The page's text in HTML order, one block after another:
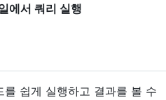
에서 쿼리 실행
쉽게 실행하고 결과를 볼 수